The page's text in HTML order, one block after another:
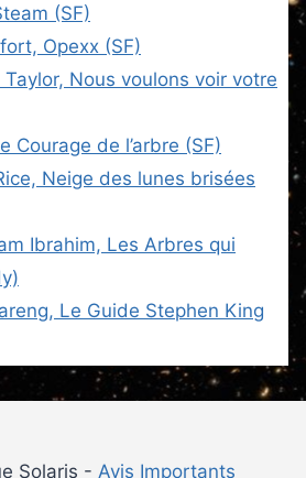
(SF)
Opexx (SF)
Nous voulons voir votre
Courage de l’arbre (SF)
Neige des lunes brisées
Ibrahim, Les Arbres qui
Le Guide Stephen King
Solaris - Avis Importants